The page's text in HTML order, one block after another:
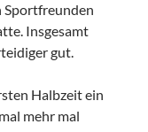
Sportfreunden
Insgesamt
gut.
Halbzeit ein
mehr mal